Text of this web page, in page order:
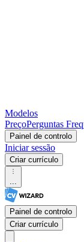
Modelos
PreçoPerguntas
Painel de controlo
Iniciar sessão
Criar currículo
...
Painel de controlo
Criar currículo